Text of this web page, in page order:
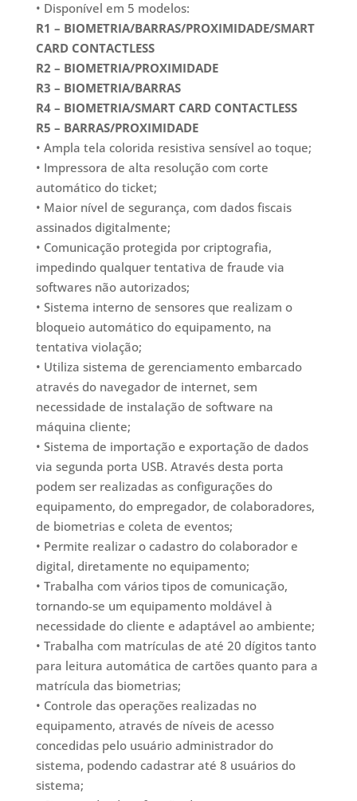
• Disponível em 5 modelos:
R1 – BIOMETRIA/BARRAS/PROXIMIDADE/SMART
CARD CONTACTLESS
R2 – BIOMETRIA/PROXIMIDADE
R3 – BIOMETRIA/BARRAS
R4 – BIOMETRIA/SMART CARD CONTACTLESS
R5 – BARRAS/PROXIMIDADE
• Ampla tela colorida resistiva sensível ao toque;
• Impressora de alta resolução com corte
automático do ticket;
• Maior nível de segurança, com dados fiscais
assinados digitalmente;
• Comunicação protegida por criptografia,
impedindo qualquer tentativa de fraude via
softwares não autorizados;
• Sistema interno de sensores que realizam o
bloqueio automático do equipamento, na
tentativa violação;
• Utiliza sistema de gerenciamento embarcado
através do navegador de internet, sem
necessidade de instalação de software na
máquina cliente;
• Sistema de importação e exportação de dados
via segunda porta USB. Através desta porta
podem ser realizadas as configurações do
equipamento, do empregador, de colaboradores,
de biometrias e coleta de eventos;
• Permite realizar o cadastro do colaborador e
digital, diretamente no equipamento;
• Trabalha com vários tipos de comunicação,
tornando-se um equipamento moldável à
necessidade do cliente e adaptável ao ambiente;
• Trabalha com matrículas de até 20 dígitos tanto
para leitura automática de cartões quanto para a
matrícula das biometrias;
• Controle das operações realizadas no
equipamento, através de níveis de acesso
concedidas pelo usuário administrador do
sistema, podendo cadastrar até 8 usuários do
sistema;